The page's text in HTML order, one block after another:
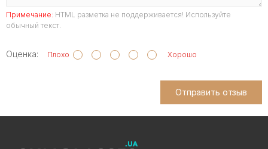
Примечание: HTML разметка не поддерживается! Используйте
обычный текст.
Оценка: Плохо Хорошо
Отправить отзыв